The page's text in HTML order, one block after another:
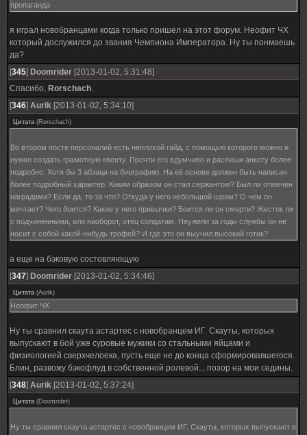
пропаганда
я играл новобранцами когда только пришел на этот форум. Неофит ЧХ
который дослужился до звания Чемпиона Императора. Ну ты понмаешь
да?
[345] Doomrider [2013-01-02, 5:31:48]
Спасибо, Rorschach.
[346] Aurik [2013-01-02, 5:34:10]
Цитата (Rorschach)
Во втором посте персоналий есть неплохой гайд, с помощью которого можно и
нужно создать грамотную квенту. Прочти его вдумчиво и распиши анкету более
подробно. Хотя бы 3 абзаца на биографию. На её основе должен быть написан
более подробный характер. Каким образом он стал сержантом? Был ли отмечен
наградами? Если да, то за что? Откуда у него небольшой шрам? О чем он
мечтает? Чего боится? Какие у него привычки? Боится ли он смерти? Жесток ли
с подчиненными, или наоборот, отец солдатам. Неужели за годы службы он не
носит с собой какой-нибудь трофей? И где это он выучил высокий готик?
а еще на бэковую состовляющую
[347] Doomrider [2013-01-02, 5:34:46]
Цитата (Aurik)
Неофит ЧХ
Ну ты сравнил скаута астартес с новобранцем ИГ. Скауты, которых
выпускают в бой уже суровые мужики со стальными яйцами и
физиологией сверхчелоека, пусть еще не до конца сформировавшегося.
Блин, развожу бэкофлуд в собственной ролевой... позор на мои седины.
[348] Aurik [2013-01-02, 5:37:24]
Цитата (Doomrider)
Ну ты сравнил скаута астартес с новобранцем ИГ. Скауты, которых выпускают в